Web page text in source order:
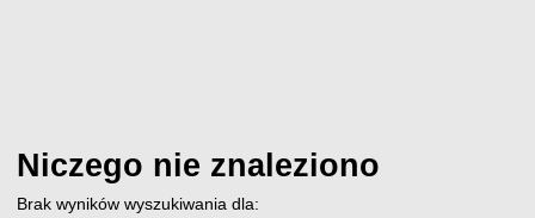
Niczego nie znaleziono
Brak wyników wyszukiwania dla: